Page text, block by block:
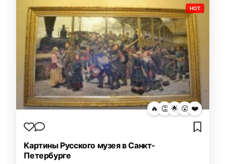
HOT
🔥 👏 🌟 😮 ❤️
Картины Русского музея в Санкт-
Петербурге